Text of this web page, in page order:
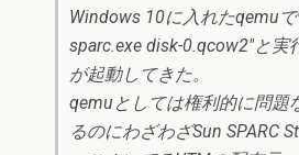
Windows 10に入れたqemu
sparc.exe disk-0.qcow2"と実
が起動してきた。
qemuとしては権利的に問題
るのにわざわざSun SPARC